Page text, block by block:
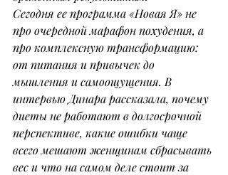
Сегодня ее программа «Новая Я» не
про очередной марафон похудения, а
про комплексную трансформацию:
от питания и привычек до
мышления и самоощущения. В
интервью Динара рассказала, почему
диеты не работают в долгосрочной
перспективе, какие ошибки чаще
всего мешают женщинам сбрасывать
вес и что на самом деле стоит за